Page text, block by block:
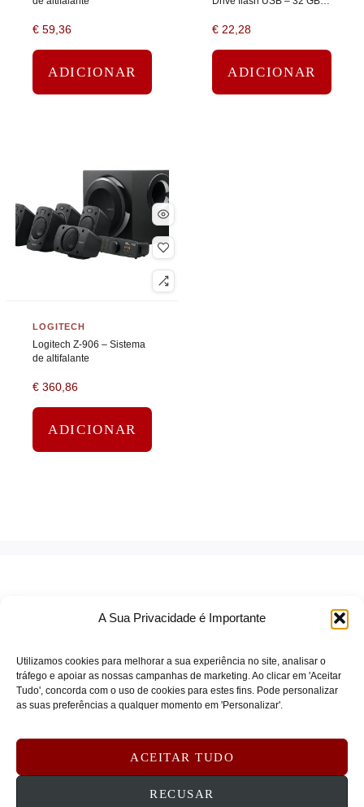
A Sua Privacidade é Importante
Utilizamos cookies para melhorar a sua experiência no site, analisar o
tráfego e apoiar as nossas campanhas de marketing. Ao clicar em 'Aceitar
Tudo', concorda com o uso de cookies para estes fins. Pode personalizar
as suas preferências a qualquer momento em 'Personalizar'.
ACEITAR TUDO
RECUSAR
€ 59,36
ADICIONAR
€ 22,28
ADICIONAR
LOGITECH
Logitech Z-906 – Sistema
de altifalante
€ 360,86
ADICIONAR
TERMOS DE SERVIÇO
DEVOLUÇÕES E REEMBOLSOS CONTATOS